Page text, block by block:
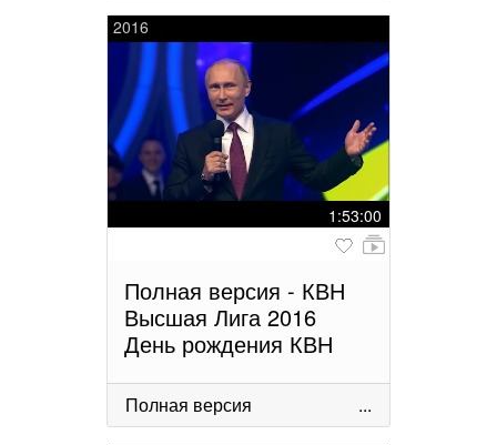
2016
1:53:00
Полная версия - КВН
Высшая Лига 2016
День рождения КВН
Полная версия ...